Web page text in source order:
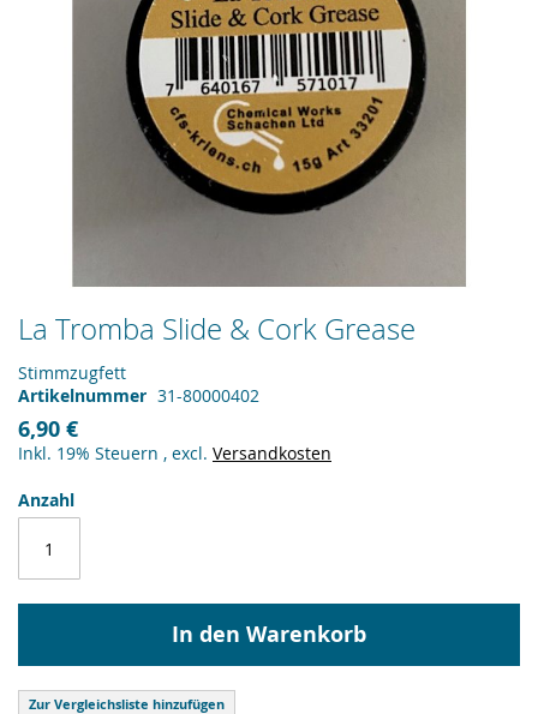
La Tromba Slide & Cork Grease
Stimmzugfett
Artikelnummer 31-80000402
6,90 €
Inkl. 19% Steuern , excl. Versandkosten
Anzahl
In den Warenkorb
Zur Vergleichsliste hinzufügen
Zum
Anfang
der
Bildergalerie
springen